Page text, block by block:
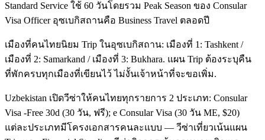
Standard Service ใช้ 60 วันโดยรวม Peak Season ของ Consular
Visa Officer อุซเบกิสถานคือ Business Travel ตลอดปี
เมืองที่คนไทยนิยม Trip ในอุซเบกิสถาน: เมืองที่ 1: Tashkent /
เมืองที่ 2: Samarkand / เมืองที่ 3: Bukhara. แผน Trip ต้องระบุคืน
ที่พักครบทุกเมืองที่เขียนไว้ ไม่งั้นเจ้าหน้าที่จะขอเพิ่ม.
Uzbekistan เปิดวีซ่าให้คนไทยทุกรายการ 2 ประเภท: Consular
Visa -Free 30d (30 วัน, ฟรี); e Consular Visa (30 วัน ME, $20)
แต่ละประเภทมีโครงเอกสารคนละแบบ — วีซ่าเที่ยวเน้นแผน